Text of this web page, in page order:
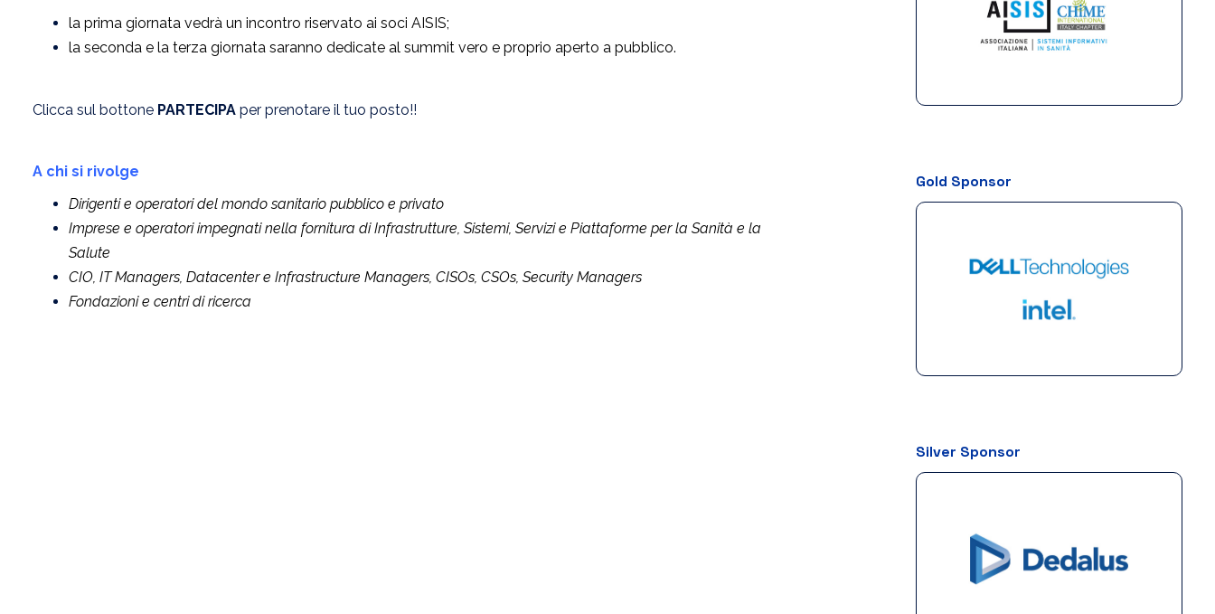
la prima giornata vedrà un incontro riservato ai soci AISIS;
la seconda e la terza giornata saranno dedicate al summit vero e proprio aperto a pubblico.
Clicca sul bottone PARTECIPA per prenotare il tuo posto!!
A chi si rivolge
Dirigenti e operatori del mondo sanitario pubblico e privato
Imprese e operatori impegnati nella fornitura di Infrastrutture, Sistemi, Servizi e Piattaforme per la Sanità e la
Salute
CIO, IT Managers, Datacenter e Infrastructure Managers, CISOs, CSOs, Security Managers
Fondazioni e centri di ricerca
Gold Sponsor
Silver Sponsor